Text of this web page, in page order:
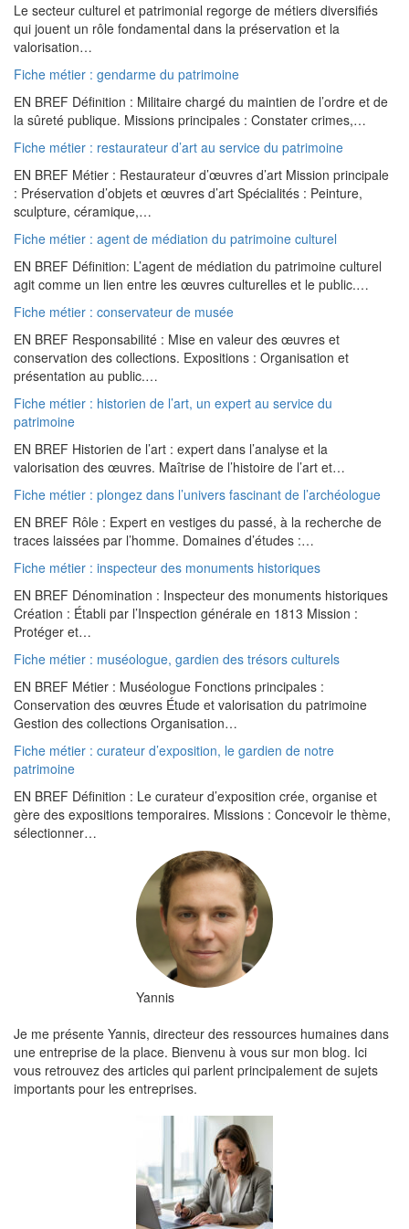
Le secteur culturel et patrimonial regorge de métiers diversifiés
qui jouent un rôle fondamental dans la préservation et la
valorisation…
Fiche métier : gendarme du patrimoine
EN BREF Définition : Militaire chargé du maintien de l’ordre et de
la sûreté publique. Missions principales : Constater crimes,…
Fiche métier : restaurateur d’art au service du patrimoine
EN BREF Métier : Restaurateur d’œuvres d’art Mission principale
: Préservation d’objets et œuvres d’art Spécialités : Peinture,
sculpture, céramique,…
Fiche métier : agent de médiation du patrimoine culturel
EN BREF Définition: L’agent de médiation du patrimoine culturel
agit comme un lien entre les œuvres culturelles et le public.…
Fiche métier : conservateur de musée
EN BREF Responsabilité : Mise en valeur des œuvres et
conservation des collections. Expositions : Organisation et
présentation au public.…
Fiche métier : historien de l’art, un expert au service du
patrimoine
EN BREF Historien de l’art : expert dans l’analyse et la
valorisation des œuvres. Maîtrise de l’histoire de l’art et…
Fiche métier : plongez dans l’univers fascinant de l’archéologue
EN BREF Rôle : Expert en vestiges du passé, à la recherche de
traces laissées par l’homme. Domaines d’études :…
Fiche métier : inspecteur des monuments historiques
EN BREF Dénomination : Inspecteur des monuments historiques
Création : Établi par l’Inspection générale en 1813 Mission :
Protéger et…
Fiche métier : muséologue, gardien des trésors culturels
EN BREF Métier : Muséologue Fonctions principales :
Conservation des œuvres Étude et valorisation du patrimoine
Gestion des collections Organisation…
Fiche métier : curateur d’exposition, le gardien de notre
patrimoine
EN BREF Définition : Le curateur d’exposition crée, organise et
gère des expositions temporaires. Missions : Concevoir le thème,
sélectionner…
Yannis
Je me présente Yannis, directeur des ressources humaines dans
une entreprise de la place. Bienvenu à vous sur mon blog. Ici
vous retrouvez des articles qui parlent principalement de sujets
importants pour les entreprises.